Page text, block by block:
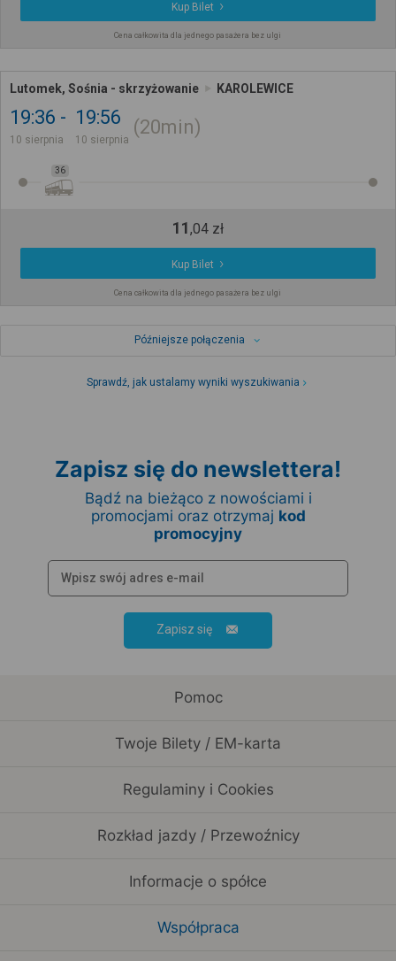
Kup Bilet
Cena całkowita dla jednego pasażera bez ulgi
Lutomek, Sośnia - skrzyżowanie KAROLEWICE
19:36
10 sierpnia
19:56
10 sierpnia
20min
36
11,04 zł
Kup Bilet
Cena całkowita dla jednego pasażera bez ulgi
Późniejsze połączenia
Sprawdź, jak ustalamy wyniki wyszukiwania
Zapisz się do newslettera!
Bądź na bieżąco z nowościami i
promocjami oraz otrzymaj kod
promocyjny
Zapisz się
Pomoc
Twoje Bilety / EM-karta
Regulaminy i Cookies
Rozkład jazdy / Przewoźnicy
Informacje o spółce
Współpraca